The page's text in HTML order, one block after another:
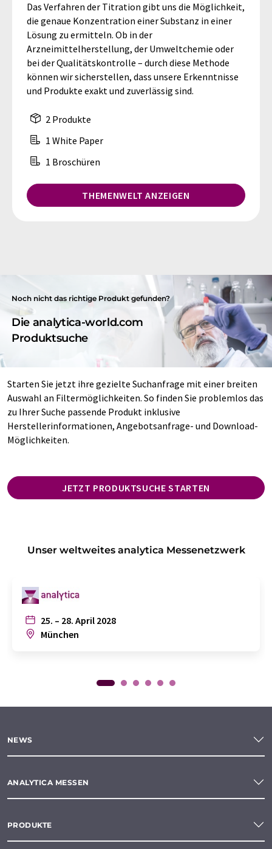
Das Verfahren der Titration gibt uns die Möglichkeit,
die genaue Konzentration einer Substanz in einer
Lösung zu ermitteln. Ob in der
Arzneimittelherstellung, der Umweltchemie oder
bei der Qualitätskontrolle – durch diese Methode
können wir sicherstellen, dass unsere Erkenntnisse
und Produkte exakt und zuverlässig sind.
2 Produkte
1 White Paper
1 Broschüren
THEMENWELT ANZEIGEN
Noch nicht das richtige Produkt gefunden?
Die analytica-world.com
Produktsuche
Starten Sie jetzt ihre gezielte Suchanfrage mit einer breiten
Auswahl an Filtermöglichkeiten. So finden Sie problemlos das
zu Ihrer Suche passende Produkt inklusive
Herstellerinformationen, Angebotsanfrage- und Download-
Möglichkeiten.
JETZT PRODUKTSUCHE STARTEN
Unser weltweites analytica Messenetzwerk
25. – 28. April 2028
München
NEWS
ANALYTICA MESSEN
PRODUKTE